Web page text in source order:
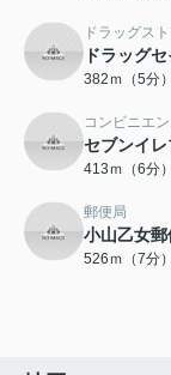
ドラッグス
ドラッグ
382ｍ（5分）
コンビニエ
セブンイ
413ｍ（6分）
郵便局
小山乙女郵
526ｍ（7分）